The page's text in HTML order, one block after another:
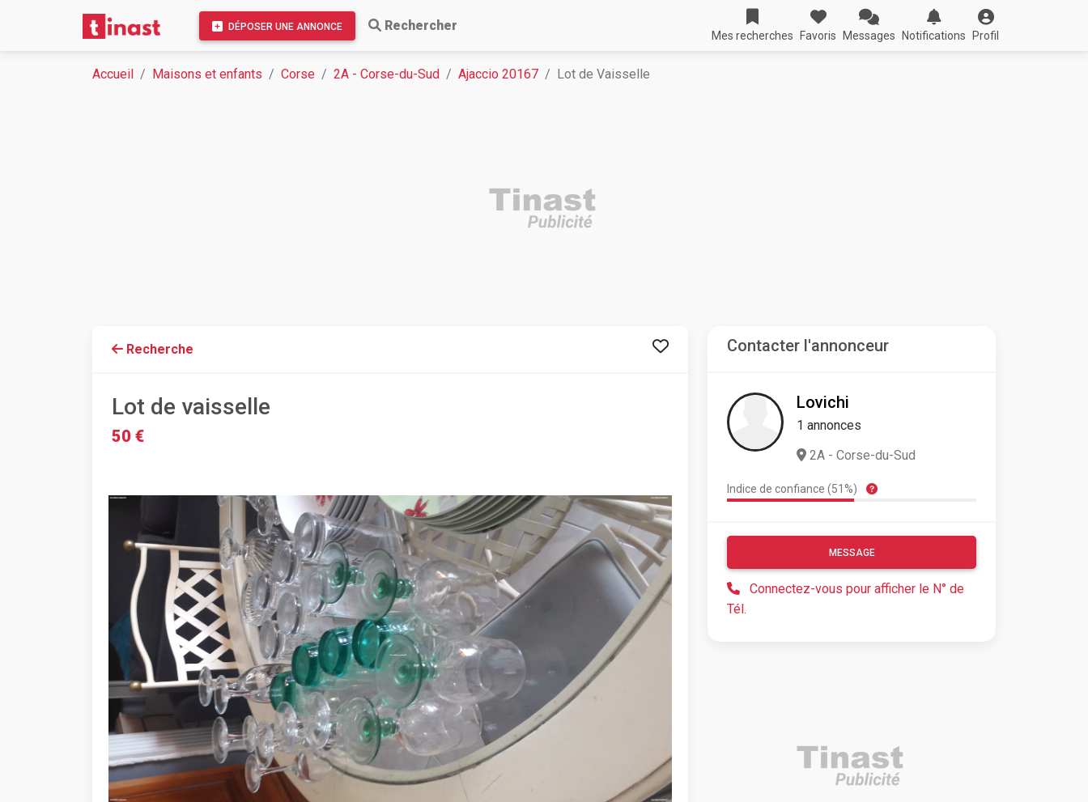
DÉPOSER UNE ANNONCE Rechercher
Mes recherches Favoris Messages Notifications Profil
Accueil Maisons et enfants Corse 2A - Corse-du-Sud Ajaccio 20167 Lot de Vaisselle
Recherche
Lot de vaisselle
50 €
Contacter l'annonceur
Lovichi
1 annonces
2A - Corse-du-Sud
Indice de confiance (51%)
MESSAGE
Connectez-vous pour afficher le N° de
Tél.